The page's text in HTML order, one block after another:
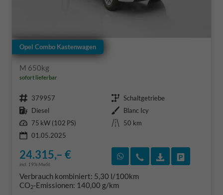
Opel Combo Kastenwagen
M 650kg
sofort lieferbar
Fahrzeugnr. 379957 Getriebe Schaltgetriebe
Kraftstoff Diesel Außenfarbe Blanc Icy
Leistung 75 kW (102 PS) Kilometerstand
50 km
01.05.2025
24.315,– €
incl. 19% MwSt.
Rückruf vereinbaren
Wir rufen Sie an
Verbrauch kombiniert: 5,30 l/100km
CO2-Emissionen: 140,00 g/km